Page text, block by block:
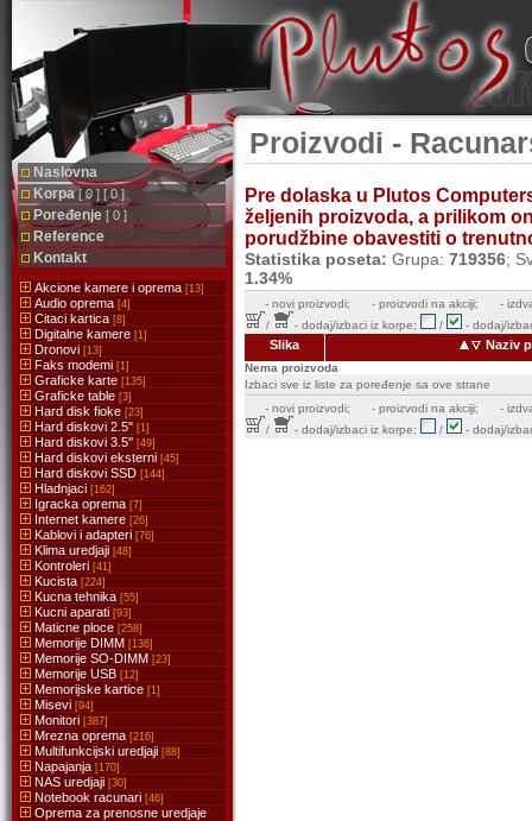
Naslovna
Korpa[ 0 ] [ 0 ]
Poređenje [ 0 ]
Reference
Kontakt
Akcione kamere i oprema [13]
Audio oprema [4]
Citaci kartica [8]
Digitalne kamere [1]
Dronovi [13]
Faks modemi [1]
Graficke karte [135]
Graficke table [3]
Hard disk fioke [23]
Hard diskovi 2.5'' [1]
Hard diskovi 3.5'' [49]
Hard diskovi eksterni [45]
Hard diskovi SSD [144]
Hladnjaci [162]
Igracka oprema [7]
Internet kamere [26]
Kablovi i adapteri [76]
Klima uredjaji [48]
Kontroleri [41]
Kucista [224]
Kucna tehnika [55]
Kucni aparati [93]
Maticne ploce [258]
Memorije DIMM [136]
Memorije SO-DIMM [23]
Memorije USB [12]
Memorijske kartice [1]
Misevi [94]
Monitori [387]
Mrezna oprema [216]
Multifunkcijski uredjaji [88]
Napajanja [170]
NAS uredjaji [30]
Notebook racunari [46]
Oprema za prenosne uredjaje
Proizvodi -
Pre dolaska u Plutos
željenih proizvoda, a prilikom
porudžbine obavestiti o
Statistika poseta: Grupa: 719356;
1.34%
- novi proizvodi; - proizvodi na akciji;
-
/
- dodaj/izbaci iz korpe; / - dodaj/
Slika Naziv
Nema proizvoda
Izbaci sve iz liste za poređenje sa ove strane
- novi proizvodi; - proizvodi na akciji;
-
/
- dodaj/izbaci iz korpe; / - dodaj/